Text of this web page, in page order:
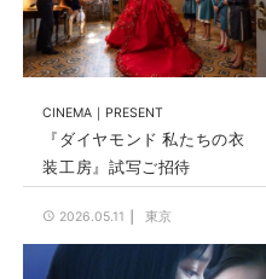
CINEMA PRESENT
『ダイヤモンド 私たちの衣
装工房』試写ご招待
2026.05.11 東京